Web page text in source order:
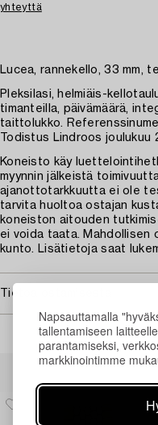
Napsauttamalla
tallentamiseen
parantamiseksi,
markkinointimme
yhteyttä
Lucea, rannekello, 33 mm,
Pleksilasi, helmiäis-
timanteilla, päivämäärä,
taittolukko.
Todistus Lindroos joulukuu
Koneisto käy
myynnin jälkeistä
ajanottotarkkuutta ei ole
tarvita huoltoa ostajan
koneiston aitouden
ei voida taata.
kunto. Lisätietoja saat
Tietoa ostamisesta
Muiden